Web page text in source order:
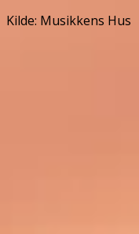
Kilde: Musikkens Hus